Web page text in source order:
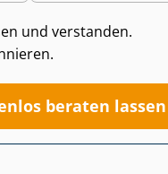
und verstanden.
beraten lassen